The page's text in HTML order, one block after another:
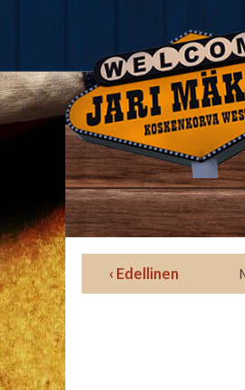
‹ Edellinen